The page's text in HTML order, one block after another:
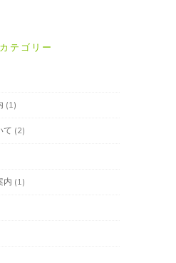
テゴリー
(1)
て (2)
内 (1)